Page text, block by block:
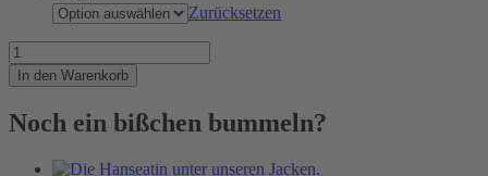
Zurücksetzen
Sea
Wind
and
Menge
In den Warenkorb
Noch ein bißchen bummeln?